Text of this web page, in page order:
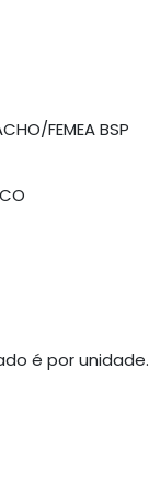
FEMEA BSP
é por unidade.